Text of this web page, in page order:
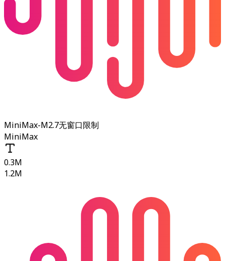
MiniMax-M2.7无窗口限制
MiniMax
0.3M
1.2M